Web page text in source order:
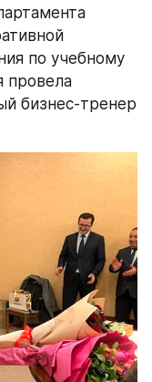
по учебному
провела
бизнес-тренер